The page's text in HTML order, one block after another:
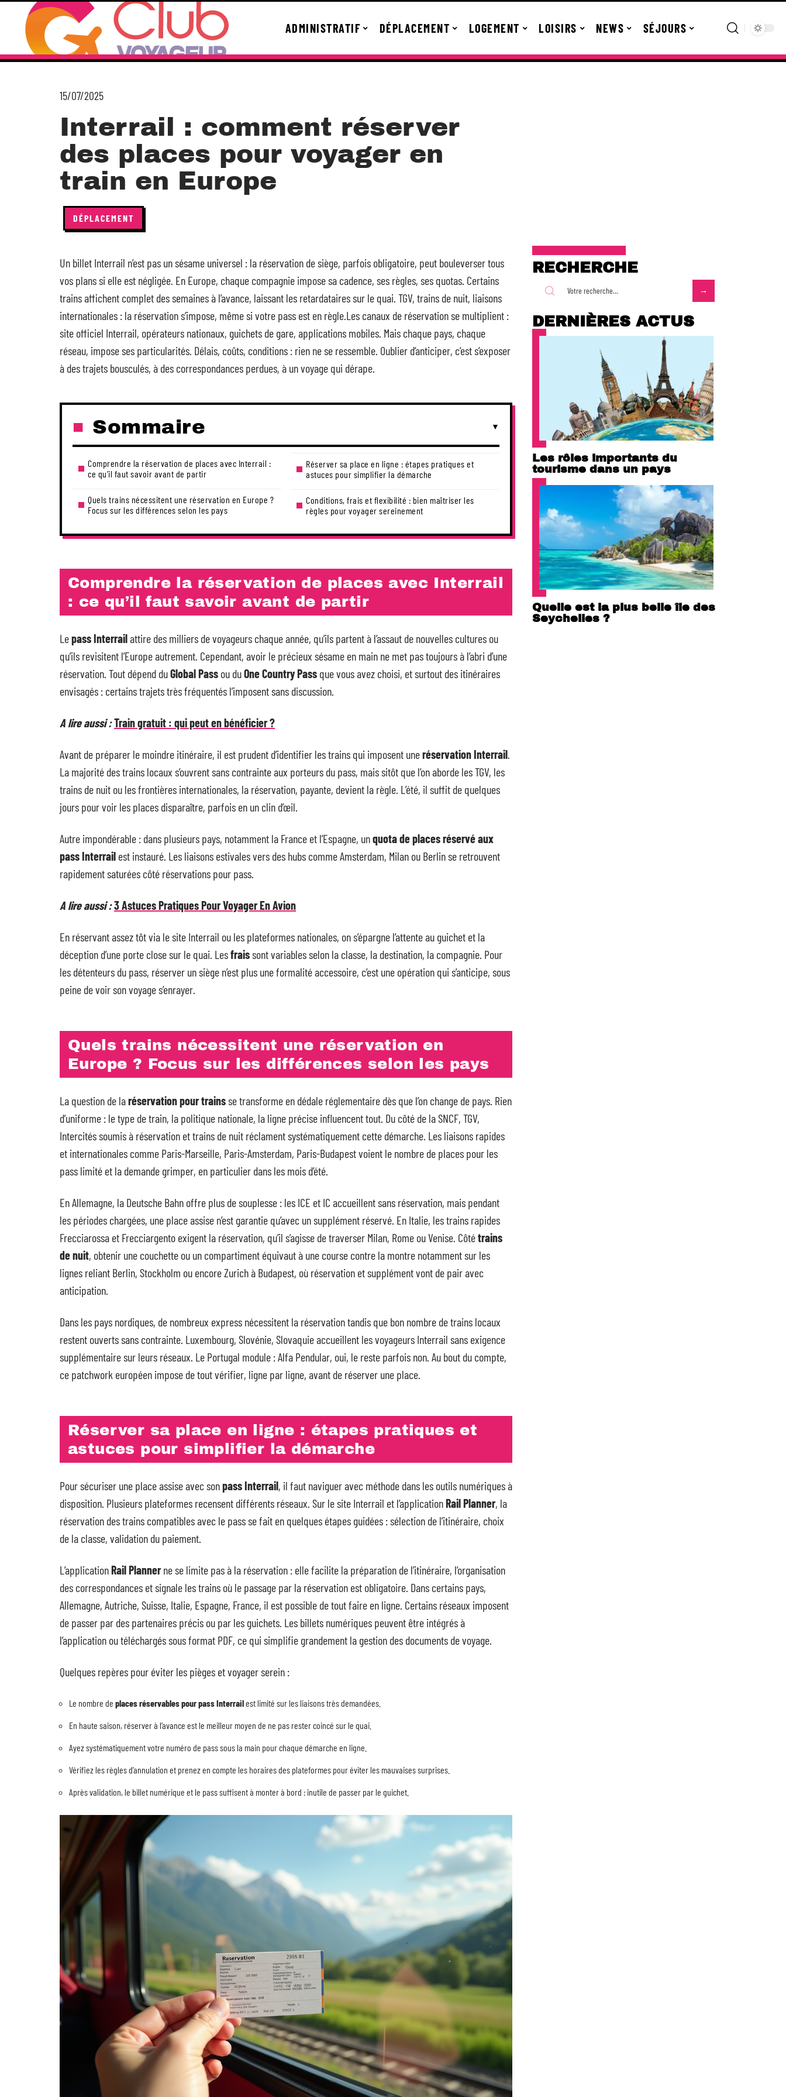
ADMINISTRATIF DÉPLACEMENT LOGEMENT LOISIRS NEWS SÉJOURS
15/07/2025
Interrail : comment réserver
des places pour voyager en
train en Europe
DÉPLACEMENT
Un billet Interrail n’est pas un sésame universel : la réservation de siège, parfois obligatoire, peut bouleverser tous
vos plans si elle est négligée. En Europe, chaque compagnie impose sa cadence, ses règles, ses quotas. Certains
trains affichent complet des semaines à l’avance, laissant les retardataires sur le quai. TGV, trains de nuit, liaisons
internationales : la réservation s’impose, même si votre pass est en règle.Les canaux de réservation se multiplient :
site officiel Interrail, opérateurs nationaux, guichets de gare, applications mobiles. Mais chaque pays, chaque
réseau, impose ses particularités. Délais, coûts, conditions : rien ne se ressemble. Oublier d’anticiper, c’est s’exposer
à des trajets bousculés, à des correspondances perdues, à un voyage qui dérape.
Sommaire
Comprendre la réservation de places avec Interrail :
ce qu’il faut savoir avant de partir
Quels trains nécessitent une réservation en Europe ?
Focus sur les différences selon les pays
Réserver sa place en ligne : étapes pratiques et
astuces pour simplifier la démarche
Conditions, frais et flexibilité : bien maîtriser les
règles pour voyager sereinement
Comprendre la réservation de places avec Interrail
: ce qu’il faut savoir avant de partir
Lepass Interrailattire des milliers de voyageurs chaque année, qu’ils partent à l’assaut de nouvelles cultures ou
qu’ils revisitent l’Europe autrement. Cependant, avoir le précieux sésame en main ne met pas toujours à l’abri d’une
réservation. Tout dépend duGlobal Pass ou duOne Country Pass que vous avez choisi, et surtout des itinéraires
envisagés : certains trajets très fréquentés l’imposent sans discussion.
A lire aussi :Train gratuit : qui peut en bénéficier ?
Avant de préparer le moindre itinéraire, il est prudent d’identifier les trains qui imposent uneréservation Interrail.
La majorité des trains locaux s’ouvrent sans contrainte aux porteurs du pass, mais sitôt que l’on aborde les TGV, les
trains de nuit ou les frontières internationales, la réservation, payante, devient la règle. L’été, il suffit de quelques
jours pour voir les places disparaître, parfois en un clin d’œil.
Autre impondérable : dans plusieurs pays, notamment la France et l’Espagne, unquota de places réservé aux
pass Interrail est instauré. Les liaisons estivales vers des hubs comme Amsterdam, Milan ou Berlin se retrouvent
rapidement saturées côté réservations pour pass.
A lire aussi :3 Astuces Pratiques Pour Voyager En Avion
En réservant assez tôt via le site Interrail ou les plateformes nationales, on s’épargne l’attente au guichet et la
déception d’une porte close sur le quai. Lesfraissont variables selon la classe, la destination, la compagnie. Pour
les détenteurs du pass, réserver un siège n’est plus une formalité accessoire, c’est une opération qui s’anticipe, sous
peine de voir son voyage s’enrayer.
Quels trains nécessitent une réservation en
Europe ? Focus sur les différences selon les pays
La question de laréservation pour trainsse transforme en dédale réglementaire dès que l’on change de pays. Rien
d’uniforme : le type de train, la politique nationale, la ligne précise influencent tout. Du côté de la SNCF, TGV,
Intercités soumis à réservation et trains de nuit réclament systématiquement cette démarche. Les liaisons rapides
et internationales comme Paris-Marseille, Paris-Amsterdam, Paris-Budapest voient le nombre de places pour les
pass limité et la demande grimper, en particulier dans les mois d’été.
En Allemagne, la Deutsche Bahn offre plus de souplesse : les ICE et IC accueillent sans réservation, mais pendant
les périodes chargées, une place assise n’est garantie qu’avec un supplément réservé. En Italie, les trains rapides
Frecciarossa et Frecciargento exigent la réservation, qu’il s’agisse de traverser Milan, Rome ou Venise. Côtétrains
de nuit, obtenir une couchette ou un compartiment équivaut à une course contre la montre notamment sur les
lignes reliant Berlin, Stockholm ou encore Zurich à Budapest, où réservation et supplément vont de pair avec
anticipation.
Dans les pays nordiques, de nombreux express nécessitent la réservation tandis que bon nombre de trains locaux
restent ouverts sans contrainte. Luxembourg, Slovénie, Slovaquie accueillent les voyageurs Interrail sans exigence
supplémentaire sur leurs réseaux. Le Portugal module : Alfa Pendular, oui, le reste parfois non. Au bout du compte,
ce patchwork européen impose de tout vérifier, ligne par ligne, avant de réserver une place.
Réserver sa place en ligne : étapes pratiques et
astuces pour simplifier la démarche
Pour sécuriser une place assise avec sonpass Interrail, il faut naviguer avec méthode dans les outils numériques à
disposition. Plusieurs plateformes recensent différents réseaux. Sur le site Interrail et l’applicationRail Planner, la
réservation des trains compatibles avec le pass se fait en quelques étapes guidées : sélection de l’itinéraire, choix
de la classe, validation du paiement.
L’applicationRail Plannerne se limite pas à la réservation : elle facilite la préparation de l’itinéraire, l’organisation
des correspondances et signale les trains où le passage par la réservation est obligatoire. Dans certains pays,
Allemagne, Autriche, Suisse, Italie, Espagne, France, il est possible de tout faire en ligne. Certains réseaux imposent
de passer par des partenaires précis ou par les guichets. Les billets numériques peuvent être intégrés à
l’application ou téléchargés sous format PDF, ce qui simplifie grandement la gestion des documents de voyage.
Quelques repères pour éviter les pièges et voyager serein :
Le nombre de places réservables pour pass Interrailest limité sur les liaisons très demandées.
En haute saison, réserver à l’avance est le meilleur moyen de ne pas rester coincé sur le quai.
Ayez systématiquement votre numéro de pass sous la main pour chaque démarche en ligne.
Vérifiez les règles d’annulation et prenez en compte les horaires des plateformes pour éviter les mauvaises surprises.
Après validation, le billet numérique et le pass suffisent à monter à bord : inutile de passer par le guichet.
RECHERCHE
DERNIÈRES ACTUS
Les rôles importants du
tourisme dans un pays
Quelle est la plus belle île des
Seychelles ?